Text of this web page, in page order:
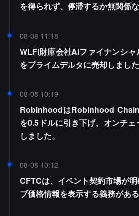
を得られず、停滞するか無関係
08-08 11:18
WLFI財庫会社AIファイナンシ
をプライムデルタに売却しました
08-08 10:19
RobinhoodはRobinhood
を0.5ドルに引き下げ、オンチ
しました。
08-08 10:12
CFTCは、イベント契約市場が
ブ価格情報を表示する義務があ